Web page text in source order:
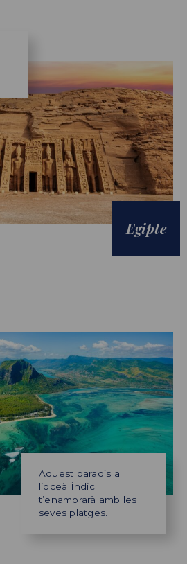
Egipte
Aquest paradís a
l’oceà Índic
t’enamorarà amb les
seves platges.